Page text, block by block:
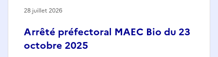
Arrêté préfectoral MAEC Bio du 23
octobre 2025
28 juillet 2026